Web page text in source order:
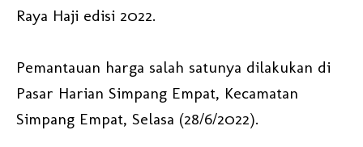
Raya Haji edisi 2022.
Pemantauan harga salah satunya dilakukan di
Pasar Harian Simpang Empat, Kecamatan
Simpang Empat, Selasa (28/6/2022).